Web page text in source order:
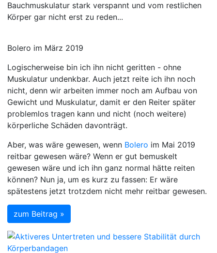
Bauchmuskulatur stark verspannt und vom restlichen
Körper gar nicht erst zu reden...
Bolero im März 2019
Logischerweise bin ich ihn nicht geritten - ohne
Muskulatur undenkbar. Auch jetzt reite ich ihn noch
nicht, denn wir arbeiten immer noch am Aufbau von
Gewicht und Muskulatur, damit er den Reiter später
problemlos tragen kann und nicht (noch weitere)
körperliche Schäden davonträgt.
Aber, was wäre gewesen, wenn Bolero im Mai 2019
reitbar gewesen wäre? Wenn er gut bemuskelt
gewesen wäre und ich ihn ganz normal hätte reiten
können? Nun ja, um es kurz zu fassen: Er wäre
spätestens jetzt trotzdem nicht mehr reitbar gewesen.
zum Beitrag »